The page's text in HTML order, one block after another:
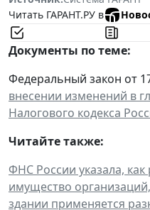
Читать ГАРАНТ.РУ в
Документы по теме:
Федеральный закон от
внесении изменений в
Налогового кодекса
Читайте также:
ФНС России указала, как
имущество
здании применяется